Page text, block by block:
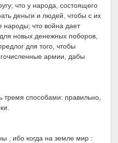
что у народа, состоящего
деньги и людей, чтобы с их
народы; что война дает
новых денежных поборов,
для того, чтобы
армии, дабы
способами: правильно,
, ибо когда на земле мир :